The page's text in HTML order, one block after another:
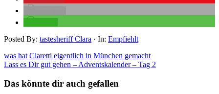
Posted By: tastesheriff Clara · In: Empfiehlt
was hat Claretti eigentlich in München gemacht
Lass es Dir gut gehen – Adventskalender – Tag 2
Das könnte dir auch gefallen